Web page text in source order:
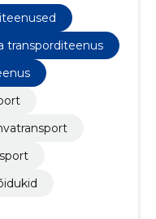
transporditeenus